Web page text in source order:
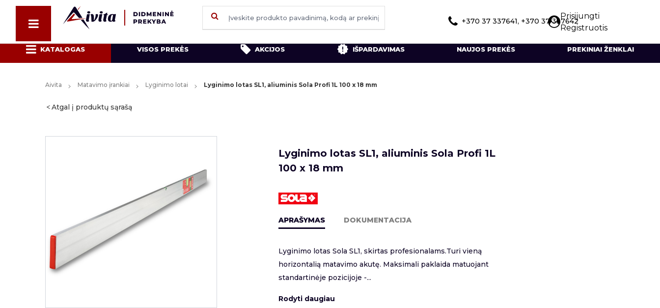
Prisijungti
Registruotis
+370 37 337641, +370 37 337642
KATALOGAS VISOS PREKĖS AKCIJOS IŠPARDAVIMAS NAUJOS PREKĖS PREKINIAI ŽENKLAI
Aivita Matavimo įrankiai Lyginimo lotai Lyginimo lotas SL1, aliuminis Sola Profi 1L 100 x 18 mm
Atgal į produktų sąrašą
Lyginimo lotas SL1, aliuminis Sola Profi 1L
100 x 18 mm
APRAŠYMAS DOKUMENTACIJA
Lyginimo lotas Sola SL1, skirtas profesionalams.Turi vieną
horizontalią matavimo akutę. Maksimali paklaida matuojant
standartinėje pozicijoje -...
Rodyti daugiau